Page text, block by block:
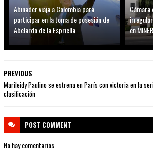
Abinader viaja a Colombia para
participar en la toma de posesión de
Abelardo de la Espriella
Cámara
en
PREVIOUS
Marileidy Paulino se estrena en París con victoria en la
clasificación
POST COMMENT
No hay comentarios